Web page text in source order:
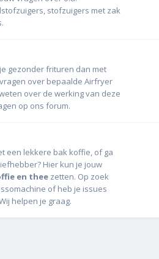
stofzuigers met zak
gezonder frituren dan met
over bepaalde Airfryer
over de werking van deze
op ons forum.
een lekkere bak koffie, of ga
Hier kun je jouw
en thee zetten. Op zoek
of heb je issues
helpen je graag.